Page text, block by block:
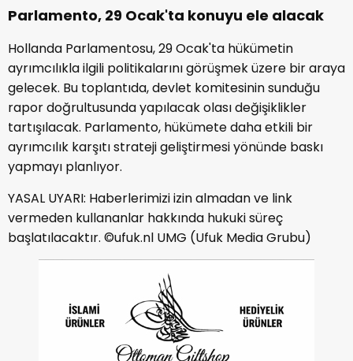
Parlamento, 29 Ocak'ta konuyu ele alacak
Hollanda Parlamentosu, 29 Ocak'ta hükümetin
ayrımcılıkla ilgili politikalarını görüşmek üzere bir araya
gelecek. Bu toplantıda, devlet komitesinin sunduğu
rapor doğrultusunda yapılacak olası değişiklikler
tartışılacak. Parlamento, hükümete daha etkili bir
ayrımcılık karşıtı strateji geliştirmesi yönünde baskı
yapmayı planlıyor.
YASAL UYARI: Haberlerimizi izin almadan ve link
vermeden kullananlar hakkında hukuki süreç
başlatılacaktır. ©ufuk.nl UMG (Ufuk Media Grubu)